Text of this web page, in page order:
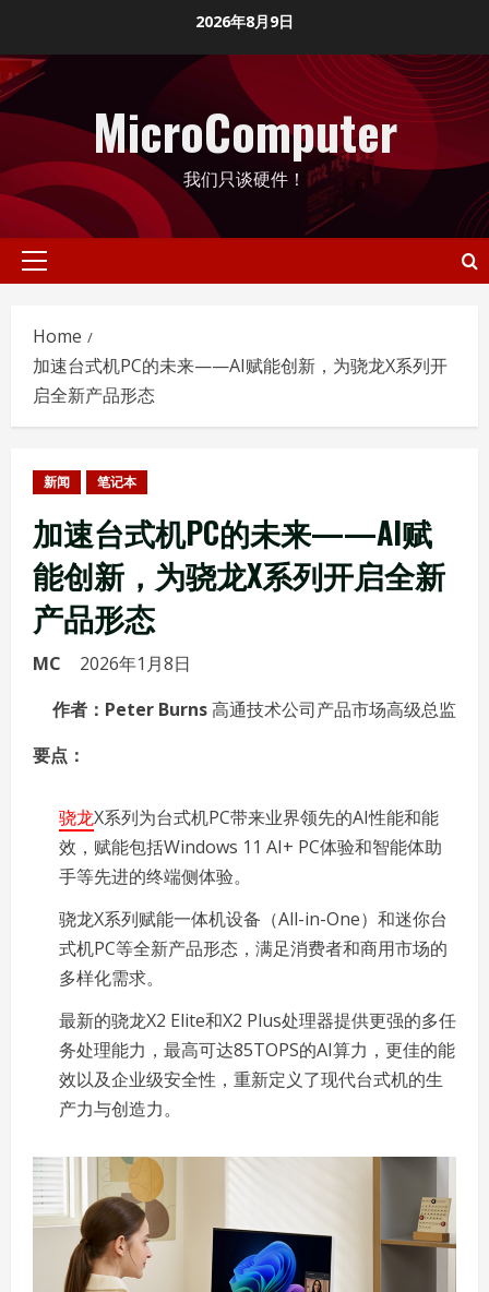
content
2026年8月9日
MicroComputer
我们只谈硬件！
Primary
Home
加速台式机PC的未来——AI赋能创新，为骁龙X系列开
启全新产品形态
新闻 笔记本
加速台式机PC的未来——AI赋
能创新，为骁龙X系列开启全新
产品形态
MC
2026年1月8日
作者： Peter Burns高通技术公司产品市场高级总监
要点：
骁龙X系列为台式机PC带来业界领先的AI性能和能
效，赋能包括Windows 11 AI+ PC体验和智能体助
手等先进的终端侧体验。
骁龙X系列赋能一体机设备（All-in-One）和迷你台
式机PC等全新产品形态，满足消费者和商用市场的
多样化需求。
最新的骁龙X2 Elite和X2 Plus处理器提供更强的多任
务处理能力，最高可达85TOPS的AI算力，更佳的能
效以及企业级安全性，重新定义了现代台式机的生
产力与创造力。